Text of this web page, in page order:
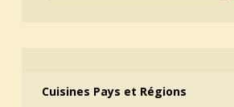
Cuisines Pays et Régions